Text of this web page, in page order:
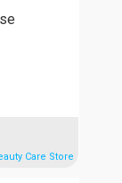
Care Store